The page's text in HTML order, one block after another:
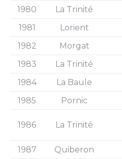
1980 La Trinité
1981
Lorient
1982
Morgat
1983
La Trinité
1984
La Baule
1985
Pornic
1986 La Trinité
1987 Quiberon